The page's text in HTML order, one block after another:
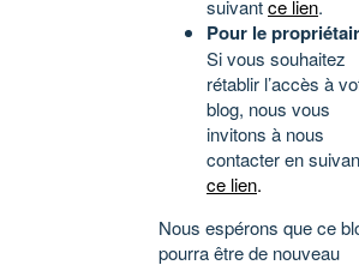
suivantce lien.
Pour le
Si vous souhaitez
rétablir l’accès à
blog, nous vous
invitons à nous
contacter en
ce lien.
Nous espérons que ce
pourra être de nouveau